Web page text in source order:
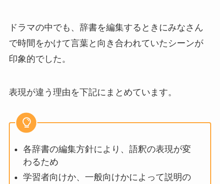
ドラマの中でも、辞書を編集するときにみなさん
で時間をかけて言葉と向き合われていたシーンが
印象的でした。
表現が違う理由を下記にまとめています。
各辞書の編集方針により、語釈の表現が変
わるため
学習者向けか、一般向けかによって説明の